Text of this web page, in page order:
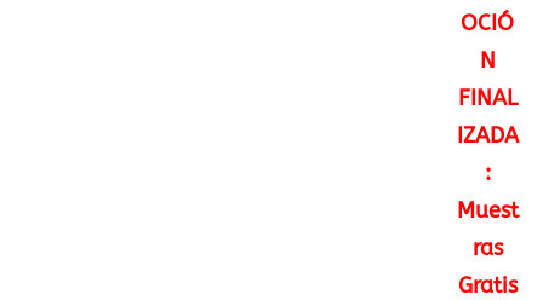
OCIÓ
N
FINAL
IZADA
:
Muest
ras
Gratis